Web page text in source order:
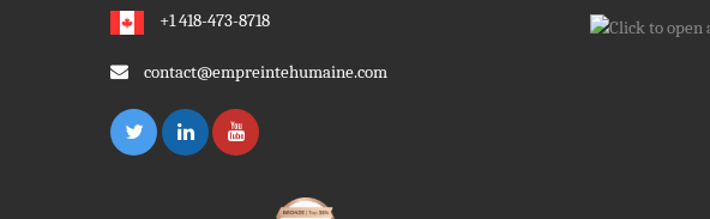
+1 418-473-8718
contact@empreintehumaine.com